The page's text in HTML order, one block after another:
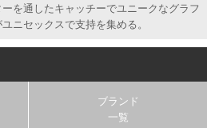
ーを通したキャッチーでユニークなグラフ
ユニセックスで支持を集める。
ブランド
一覧